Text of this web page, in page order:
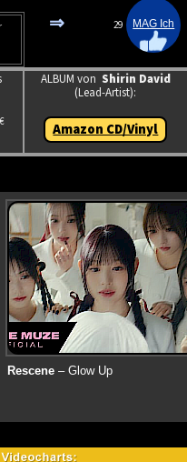
⇒ 29
ALBUM von Shirin David
(Lead-Artist):
Amazon CD/Vinyl
Rescene – Glow Up